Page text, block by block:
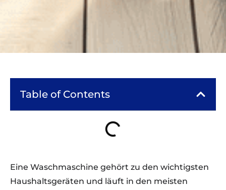
Table of Contents
Eine Waschmaschine gehört zu den wichtigsten
Haushaltsgeräten und läuft in den meisten